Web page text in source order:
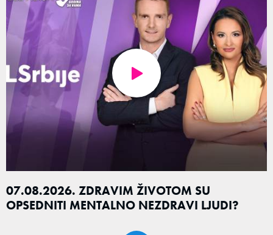
07.08.2026. ZDRAVIM ŽIVOTOM SU
OPSEDNITI MENTALNO NEZDRAVI LJUDI?